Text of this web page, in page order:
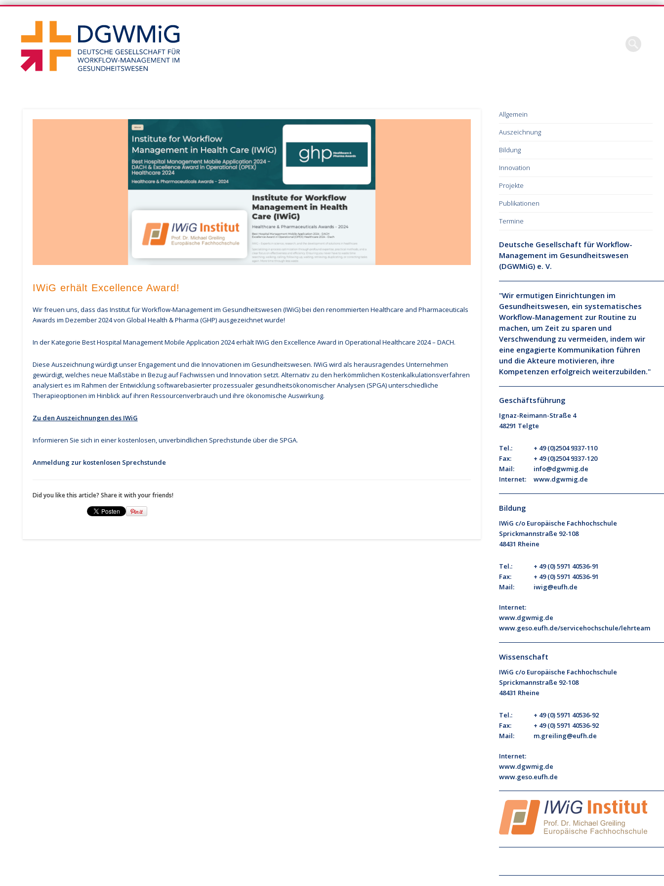
DGWMiG-Blog
IWiG erhält Excellence Award!
Wir freuen uns, dass das Institut für Workflow-Management im Gesundheitswesen (IWiG) bei den renommierten Healthcare and Pharmaceuticals
Awards im Dezember 2024 von Global Health & Pharma (GHP) ausgezeichnet wurde!
In der Kategorie Best Hospital Management Mobile Application 2024 erhält IWiG den Excellence Award in Operational Healthcare 2024 – DACH.
Diese Auszeichnung würdigt unser Engagement und die Innovationen im Gesundheitswesen. IWiG wird als herausragendes Unternehmen
gewürdigt, welches neue Maßstäbe in Bezug auf Fachwissen und Innovation setzt. Alternativ zu den herkömmlichen Kostenkalkulationsverfahren
analysiert es im Rahmen der Entwicklung softwarebasierter prozessualer gesundheitsökonomischer Analysen (SPGA) unterschiedliche
Therapieoptionen im Hinblick auf ihren Ressourcenverbrauch und ihre ökonomische Auswirkung.
Zu den Auszeichnungen des IWiG
Informieren Sie sich in einer kostenlosen, unverbindlichen Sprechstunde über die SPGA.
Anmeldung zur kostenlosen Sprechstunde
Did you like this article? Share it with your friends!
Allgemein
Auszeichnung
Bildung
Innovation
Projekte
Publikationen
Termine
Deutsche Gesellschaft für Workflow-
Management im Gesundheitswesen
(DGWMiG) e. V.
"Wir ermutigen Einrichtungen im
Gesundheitswesen, ein systematisches
Workflow-Management zur Routine zu
machen, um Zeit zu sparen und
Verschwendung zu vermeiden, indem wir
eine engagierte Kommunikation führen
und die Akteure motivieren, ihre
Kompetenzen erfolgreich weiterzubilden."
Geschäftsführung
Ignaz-Reimann-Straße 4
48291 Telgte
Tel.:
+ 49 (0)2504 9337-110
Fax:
+ 49 (0)2504 9337-120
Mail:
info@dgwmig.de
Internet:
www.dgwmig.de
Bildung
IWiG c/o Europäische Fachhochschule
Sprickmannstraße 92-108
48431 Rheine
Tel.:
+ 49 (0) 5971 40536-91
Fax:
+ 49 (0) 5971 40536-91
Mail:
iwig@eufh.de
Internet:
www.dgwmig.de
www.geso.eufh.de/servicehochschule/lehrteam
Wissenschaft
IWiG c/o Europäische Fachhochschule
Sprickmannstraße 92-108
48431 Rheine
Tel.:
+ 49 (0) 5971 40536-92
Fax:
+ 49 (0) 5971 40536-92
Mail:
m.greiling@eufh.de
Internet:
www.dgwmig.de
www.geso.eufh.de